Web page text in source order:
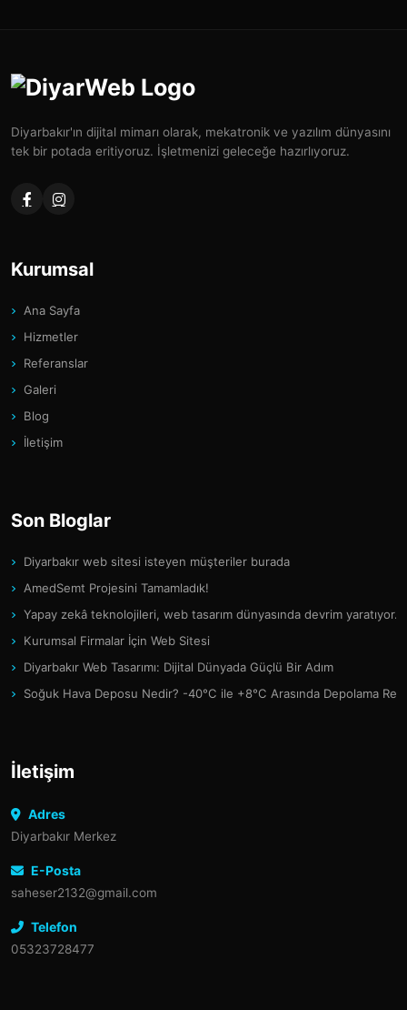
Diyarbakır'ın dijital mimarı olarak, mekatronik ve yazılım dünyasını
tek bir potada eritiyoruz. İşletmenizi geleceğe hazırlıyoruz.
Kurumsal
Ana Sayfa
Hizmetler
Referanslar
Galeri
Blog
İletişim
Son Bloglar
Diyarbakır web sitesi isteyen müşteriler burada
AmedSemt Projesini Tamamladık!
Yapay zekâ teknolojileri, web tasarım dünyasında devrim yaratıyor.
Kurumsal Firmalar İçin Web Sitesi
Diyarbakır Web Tasarımı: Dijital Dünyada Güçlü Bir Adım
Soğuk Hava Deposu Nedir? -40°C ile +8°C Arasında Depolama
İletişim
Adres
Diyarbakır Merkez
E-Posta
saheser2132@gmail.com
Telefon
05323728477